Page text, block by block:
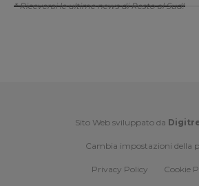
* Riceverai le ultime news di Resto al Sud!
Sito Web sviluppato da
Cambia impostazioni della
Privacy Policy Cookie